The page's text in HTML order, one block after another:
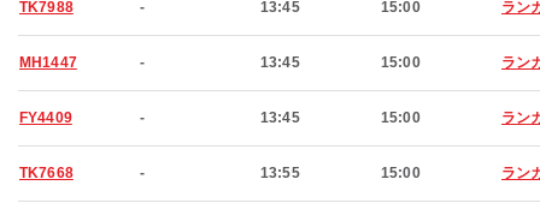
TK7988 - 13:45 15:00 ラン
MH1447 - 13:45 15:00 ラン
FY4409 - 13:45 15:00 ラン
TK7668 - 13:55 15:00 ラン